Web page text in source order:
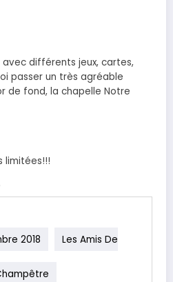
différents jeux, cartes,
passer un très agréable
de fond, la chapelle Notre
limitées!!!
2018 Les Amis De